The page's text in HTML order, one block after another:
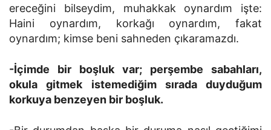
ereceğini bilseydim, muhakkak oynardım işte:
Haini oynardım, korkağı oynardım, fakat
oynardım; kimse beni sahneden çıkaramazdı.
-İçimde bir boşluk var; perşembe sabahları,
okula gitmek istemediğim sırada duyduğum
korkuya benzeyen bir boşluk.